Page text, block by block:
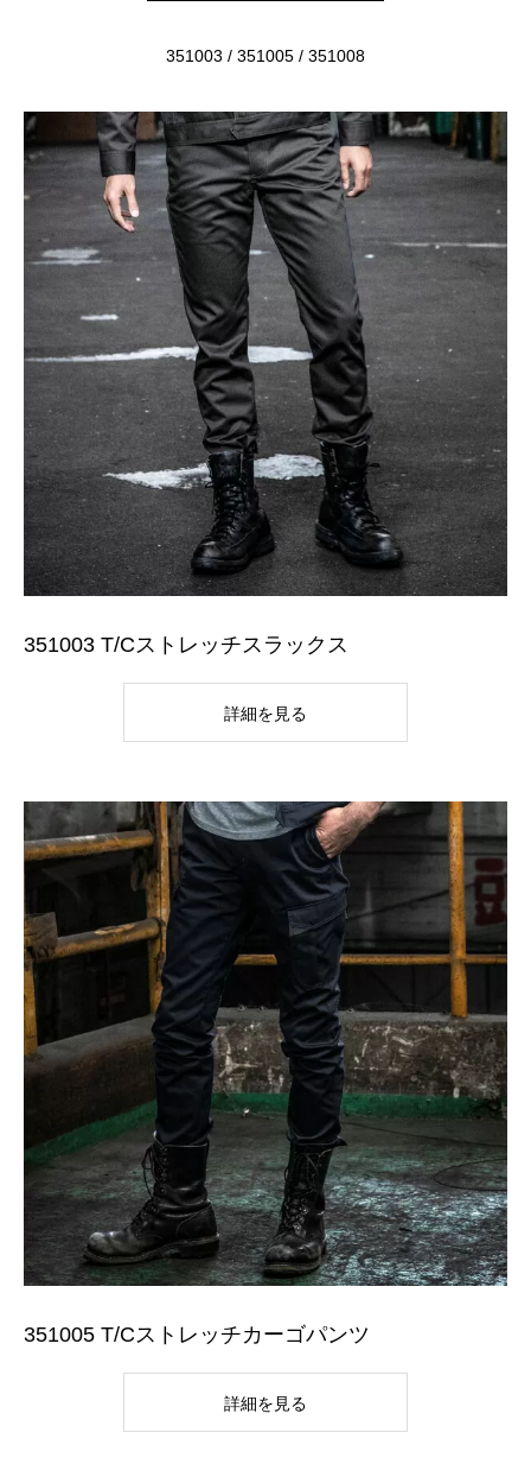
351003 / 351005 / 351008
351003 T/Cストレッチスラックス
詳細を見る
351005 T/Cストレッチカーゴパンツ
詳細を見る